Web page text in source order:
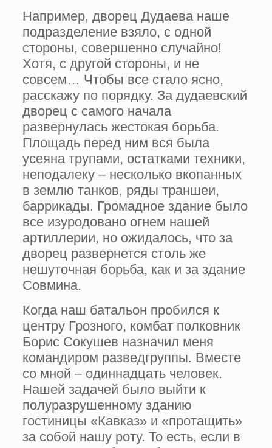
Например, дворец Дудаева наше
подразделение взяло, с одной
стороны, совершенно случайно!
Хотя, с другой стороны, и не
совсем… Чтобы все стало ясно,
расскажу по порядку. За дудаевский
дворец с самого начала
развернулась жестокая борьба.
Площадь перед ним вся была
усеяна трупами, остатками техники,
непода­леку – несколько вкопанных
в землю танков, ряды траншеи,
баррикады. Громадное здание было
все изуродова­но огнем нашей
артиллерии, но ожи­далось, что за
дворец развернется столь же
нешуточная борьба, как и за здание
Совмина.
Когда наш батальон пробился к
центру Грозного, комбат полков­ник
Борис Сокушев назначил меня
командиром разведгруппы. Вместе
со мной – одиннадцать человек.
Нашей задачей было выйти к
полуразрушен­ному зданию
гостиницы «Кавказ» и «протащить»
за собой нашу роту. То есть, если в